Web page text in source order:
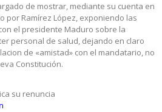
de mostrar, mediante su cuenta en
por Ramírez López, exponiendo las
el presidente Maduro sobre la
personal de salud, dejando en claro
de «amistad» con el mandatario, no
Constitución.
su renuncia